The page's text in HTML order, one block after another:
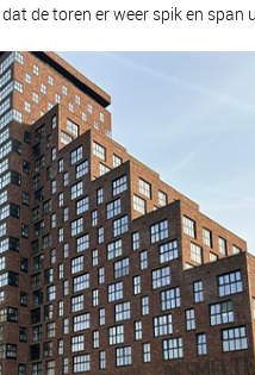
de toren er weer spik en